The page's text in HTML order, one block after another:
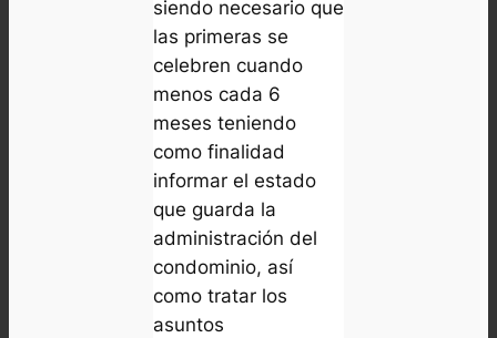
siendo necesario que
las primeras se
celebren cuando
menos cada 6
meses teniendo
como finalidad
informar el estado
que guarda la
administración del
condominio, así
como tratar los
asuntos